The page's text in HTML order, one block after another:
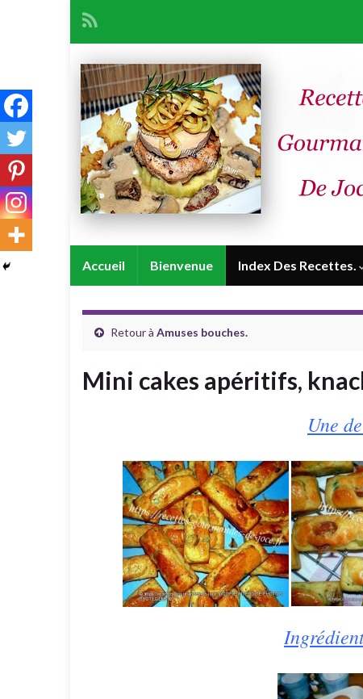
Accueil Bienvenue Index Des Recettes.
Retour à Amuses bouches.
Mini cakes apéritifs,
Une